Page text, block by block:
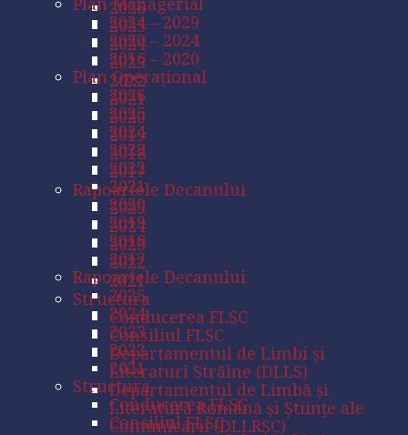
2026
2025
2024
2023
2022
2021
2020
2019
2018
2017
Rapoartele Decanului
2025
2024
2023
2022
2021
Structura
Conducerea FLSC
Consiliul FLSC
Departamentul de Limbi și
Literaturi Străine (DLLS)
Departamentul de Limbă și
Literatură Română și Științe ale
Comunicării (DLLRȘC)
2024 – 2029
2020 – 2024
2016 – 2020
Plan Operațional
2026
2025
2024
2023
2022
2021
2020
2019
2018
2017
Rapoartele Decanului
2025
2024
2023
2022
2021
Structura
Conducerea FLSC
Consiliul FLSC